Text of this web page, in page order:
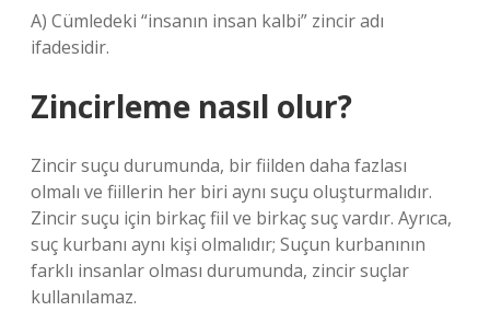
A) Cümledeki “insanın insan kalbi” zincir adı
ifadesidir.
Zincirleme nasıl olur?
Zincir suçu durumunda, bir fiilden daha fazlası
olmalı ve fiillerin her biri aynı suçu oluşturmalıdır.
Zincir suçu için birkaç fiil ve birkaç suç vardır. Ayrıca,
suç kurbanı aynı kişi olmalıdır; Suçun kurbanının
farklı insanlar olması durumunda, zincir suçlar
kullanılamaz.